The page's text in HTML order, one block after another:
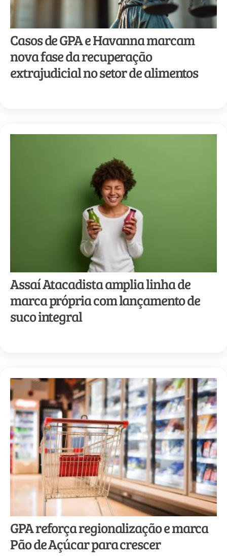
Casos de GPA e Havanna marcam
nova fase da recuperação
extrajudicial no setor de alimentos
Assaí Atacadista amplia linha de
marca própria com lançamento de
suco integral
GPA reforça regionalização e marca
Pão de Açúcar para crescer